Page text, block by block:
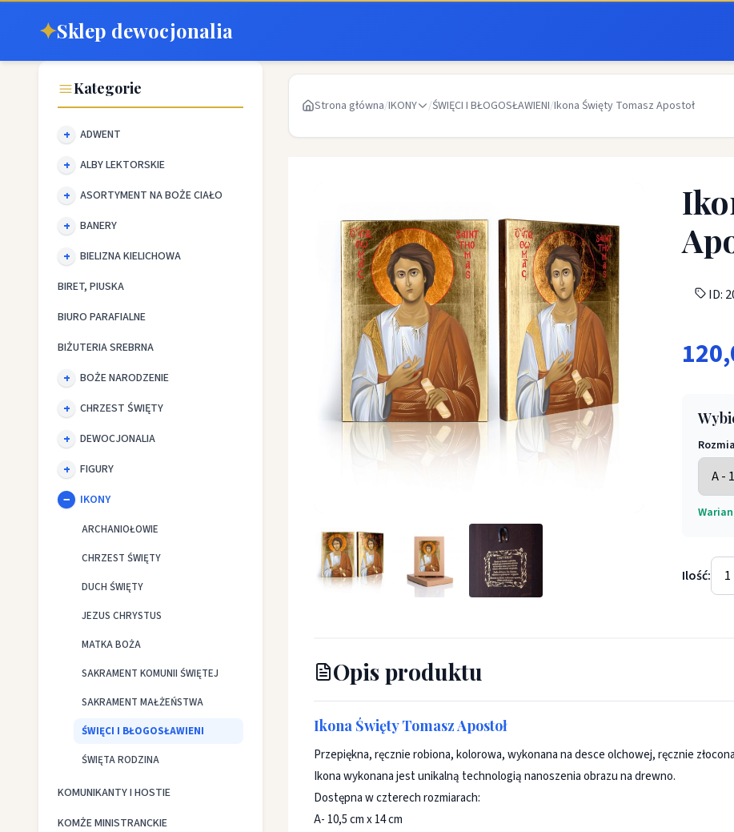
✦Sklep dewocjonalia
Kategorie
ADWENT
ALBY LEKTORSKIE
ASORTYMENT NA BOŻE CIAŁO
BANERY
BIELIZNA KIELICHOWA
BIRET, PIUSKA
BIURO PARAFIALNE
BIŻUTERIA SREBRNA
BOŻE NARODZENIE
CHRZEST ŚWIĘTY
DEWOCJONALIA
FIGURY
IKONY
ARCHANIOŁOWIE
CHRZEST ŚWIĘTY
DUCH ŚWIĘTY
JEZUS CHRYSTUS
MATKA BOŻA
SAKRAMENT KOMUNII ŚWIĘTEJ
SAKRAMENT MAŁŻEŃSTWA
ŚWIĘCI I BŁOGOSŁAWIENI
ŚWIĘTA RODZINA
KOMUNIKANTY I HOSTIE
KOMŻE MINISTRANCKIE
Strona główna/IKONY /ŚWIĘCI I BŁOGOSŁAWIENI/Ikona Święty Tomasz Apostoł
Ikona Święty Tomasz Apostoł - Święci i Błogosławieni - Ikona Święty
ID:
Ilość:
Opis produktu
Ikona Święty Tomasz Apostoł
Przepiękna, ręcznie robiona, kolorowa, wykonana na desce olchowej, ręcznie
Ikona wykonana jest unikalną technologią nanoszenia obrazu na drewno.
Dostępna w czterech rozmiarach:
A- 10,5 cm x 14 cm